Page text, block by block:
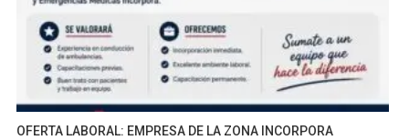
OFERTA LABORAL: EMPRESA DE LA ZONA INCORPORA